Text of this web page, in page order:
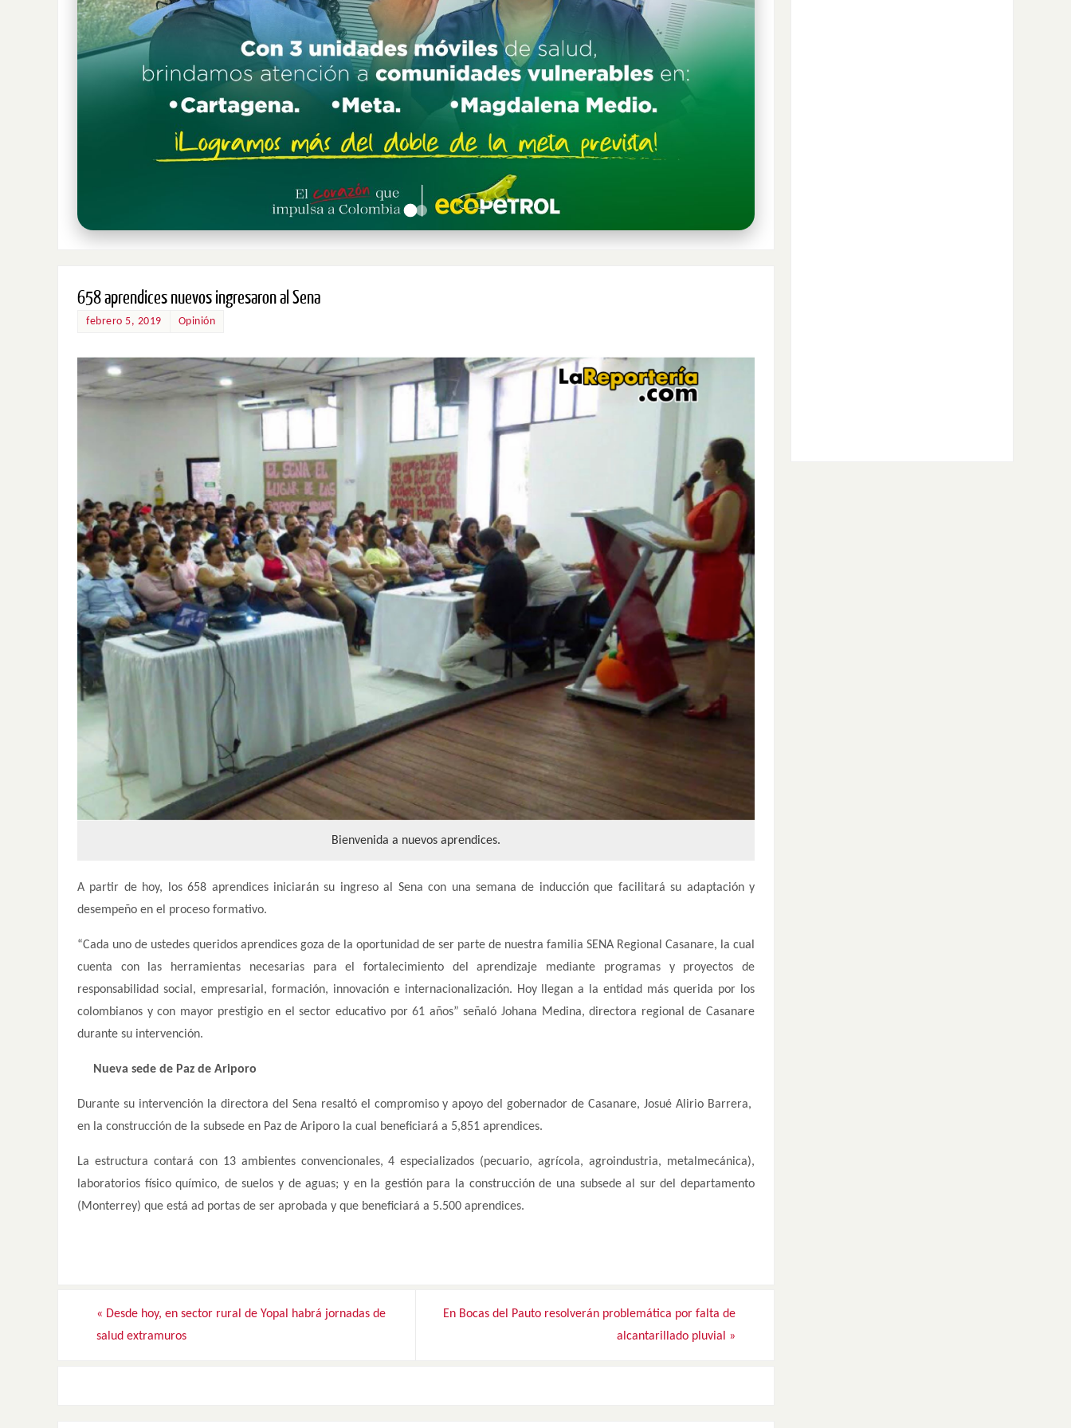
658 aprendices nuevos ingresaron al Sena
febrero 5, 2019 Opinión
Bienvenida a nuevos aprendices.
A partir de hoy, los 658 aprendices iniciarán su ingreso al Sena con una semana de inducción que facilitará su adaptación y
desempeño en el proceso formativo.
“Cada uno de ustedes queridos aprendices goza de la oportunidad de ser parte de nuestra familia SENA Regional Casanare, la cual
cuenta con las herramientas necesarias para el fortalecimiento del aprendizaje mediante programas y proyectos de
responsabilidad social, empresarial, formación, innovación e internacionalización. Hoy llegan a la entidad más querida por los
colombianos y con mayor prestigio en el sector educativo por 61 años” señaló Johana Medina, directora regional de Casanare
durante su intervención.
Nueva sede de Paz de Ariporo
Durante su intervención la directora del Sena resaltó el compromiso y apoyo del gobernador de Casanare, Josué Alirio Barrera,
en la construcción de la subsede en Paz de Ariporo la cual beneficiará a 5,851 aprendices.
La estructura contará con 13 ambientes convencionales, 4 especializados (pecuario, agrícola, agroindustria, metalmecánica),
laboratorios físico químico, de suelos y de aguas; y en la gestión para la construcción de una subsede al sur del departamento
(Monterrey) que está ad portas de ser aprobada y que beneficiará a 5.500 aprendices.
« Desde hoy, en sector rural de Yopal habrá jornadas de
salud extramuros
En Bocas del Pauto resolverán problemática por falta de
alcantarillado pluvial
»